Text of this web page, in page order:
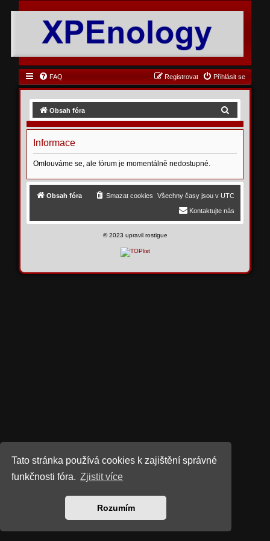
Tato stránka používá cookies k zajištění správné
funkčnosti fóra. Zjistit více
Rozumím
FAQ Přihlásit se
Registrovat
Obsah fóra
d
t
Informace
Omlouváme se, ale fórum je momentálně nedostupné.
Obsah fóra Všechny časy jsou v UTC
Smazat cookies
Kontaktujte nás
©2023 upravil rostigue